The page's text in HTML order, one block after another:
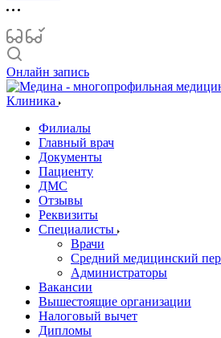
Онлайн запись
Клиника
Филиалы
Главный врач
Документы
Пациенту
ДМС
Отзывы
Реквизиты
Специалисты
Врачи
Средний медицинский
Администраторы
Вакансии
Вышестоящие организации
Налоговый вычет
Дипломы